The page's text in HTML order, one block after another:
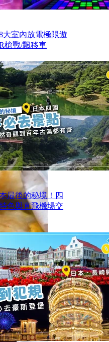
大室內放電極限遊
槍戰/飄移車
最後的秘境！四
色與直飛機場交